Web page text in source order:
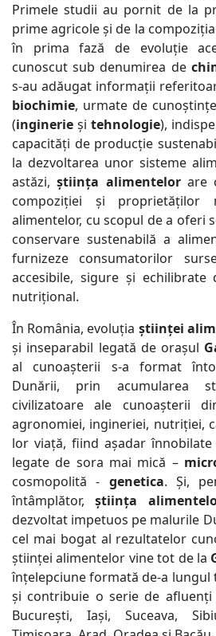
Primele studii au pornit de la
prime agricole și de la
în prima fază de evoluție
cunoscut sub denumirea de
s-au adăugat informații
biochimie, urmate de
(inginerie și tehnologie),
capacități de producție
la dezvoltarea unor sisteme
astăzi,știința alimentelorare
compoziției și proprietăților
alimentelor, cu scopul de a oferi
conservare sustenabilă a
furnizeze consumatorilor
accesibile, sigure și
nutrițional.
În România, evoluția științei
și inseparabil legată de orașul
al cunoașterii s-a format
Dunării, prin acumularea
civilizatoare ale cunoașterii
agronomiei, ingineriei, nutriției,
lor viață, fiind așadar
legate de sora mai mică –
cosmopolită - genetica. Și,
întâmplător,știința
dezvoltat impetuos pe malurile
cel mai bogat al rezultatelor
științei alimentelor vine tot de la
înțelepciune formată de-a
și contribuie o serie de
București, Iași, Suceava,